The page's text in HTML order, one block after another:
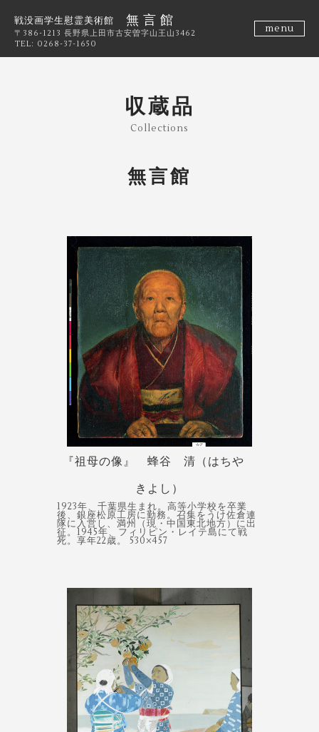
戦没画学生慰霊美術館 無 言 館
〒386-1213 長野県上田市古安曽字山王山3462
TEL: 0268-37-1650
menu
収蔵品
Collections
無言館
『祖母の像』 蜂谷 清（はちや
きよし）
1923年、千葉県生まれ。高等小学校を卒業
後、銀座松原工房に勤務。召集をうけ佐倉連
隊に入営し、満州（現・中国東北地方）に出
征。1945年、フィリピン・レイテ島にて戦
死。享年22歳。 530×457